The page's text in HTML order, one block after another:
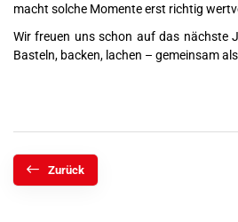
macht solche Momente erst richtig
Wir freuen uns schon auf das nächste
Basteln, backen, lachen – gemeinsam
Zurück